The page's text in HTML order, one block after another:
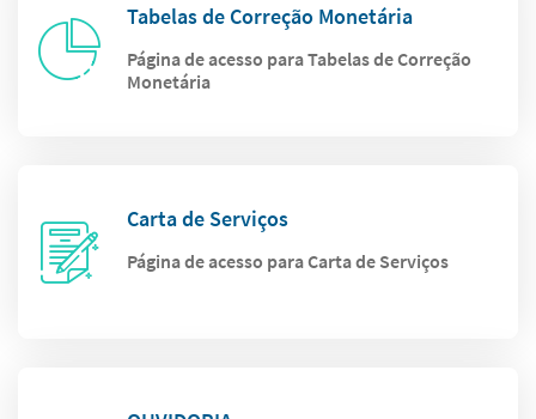
Tabelas de Correção Monetária
Página de acesso para Tabelas de Correção
Monetária
Carta de Serviços
Página de acesso para Carta de Serviços